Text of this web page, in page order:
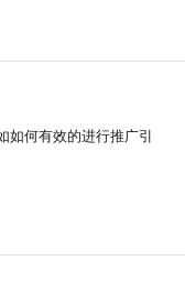
何有效的进行推广引